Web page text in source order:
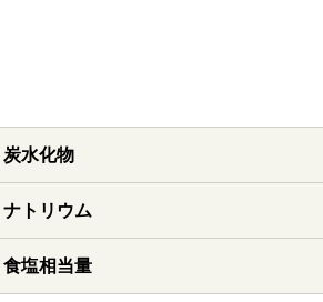
炭水化物
ナトリウム
食塩相当量